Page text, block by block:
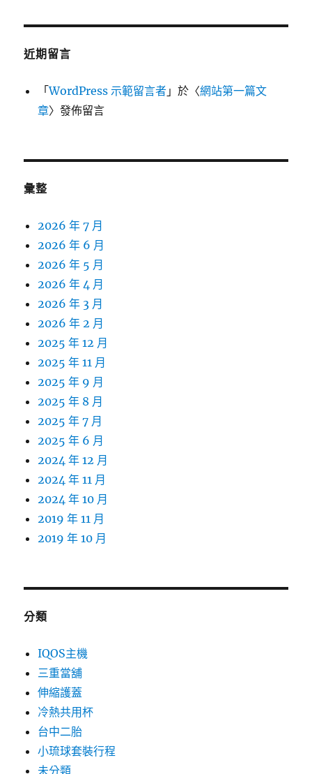
近期留言
「WordPress 示範留言者 」於〈網站第一篇文
章〉發佈留言
彙整
2026 年 7 月
2026 年 6 月
2026 年 5 月
2026 年 4 月
2026 年 3 月
2026 年 2 月
2025 年 12 月
2025 年 11 月
2025 年 9 月
2025 年 8 月
2025 年 7 月
2025 年 6 月
2024 年 12 月
2024 年 11 月
2024 年 10 月
2019 年 11 月
2019 年 10 月
分類
IQOS主機
三重當舖
伸縮護蓋
冷熱共用杯
台中二胎
小琉球套裝行程
未分類